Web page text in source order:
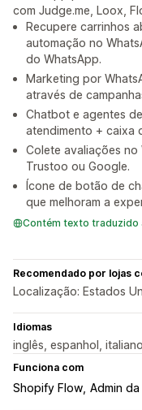
com Judge.me, Loox,
Recupere carrinhos
automação no
do WhatsApp.
Marketing por
através de
Chatbot e agentes
atendimento + caixa
Colete avaliações no
Trustoo ou Google.
Ícone de botão de
que melhoram a
Contém texto traduzido
Recomendado por lojas
Localização: Estados
Idiomas
inglês, espanhol,
Funciona com
Shopify Flow Admin